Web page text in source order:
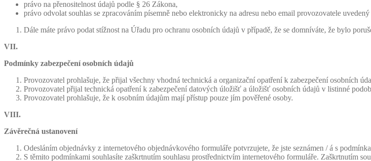
právo na přenositelnost údajů podle § 26 Zákona,
právo odvolat souhlas se zpracováním písemně nebo elektronicky na adresu nebo email provozovatele
Dále máte právo podat stížnost na Úřadu pro ochranu osobních údajů v případě, že se domníváte, že bylo
VII.
Podmínky zabezpečení osobních údajů
Provozovatel prohlašuje, že přijal všechny vhodná technická a organizační opatření k zabezpečení osobních
Provozovatel přijal technická opatření k zabezpečení datových úložišť a úložišť osobních údajů v listinné
Provozovatel prohlašuje, že k osobním údajům mají přístup pouze jím pověřené osoby.
VIII.
Závěrečná ustanovení
Odesláním objednávky z internetového objednávkového formuláře potvrzujete, že jste seznámen / á s
S těmito podmínkami souhlasíte zaškrtnutím souhlasu prostřednictvím internetového formuláře. Zaškrtnutím